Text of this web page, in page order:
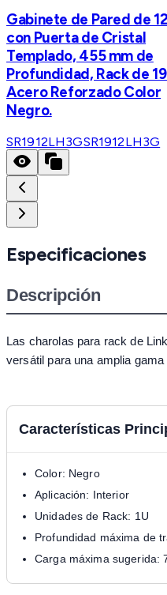
Gabinete de Pared de
con Puerta de Cristal
Templado, 455 mm de
Profundidad, Rack de
Acero Reforzado Color
Negro.
SR1912LH3GSR1912LH3G
Especificaciones
Descripción
Las charolas para rack de
versátil para una amplia
Características
Color: Negro
Aplicación: Interior
Unidades de Rack: 1U
Profundidad máxima de
Carga máxima sugerida: